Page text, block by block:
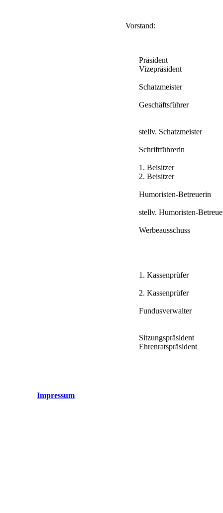
Vorstand:
Präsident
Vizepräsident
Schatzmeister
Geschäftsführer
stellv. Schatzmeister
Schriftführerin
1. Beisitzer
2. Beisitzer
Humoristen-Betreuerin
stellv. Humoristen-
Werbeausschuss
1. Kassenprüfer
2. Kassenprüfer
Fundusverwalter
Sitzungspräsident
Ehrenratspräsident
Impressum